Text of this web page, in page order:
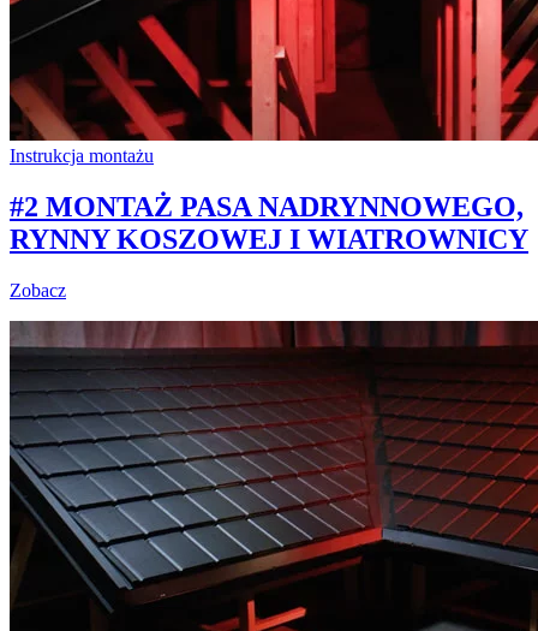
Instrukcja montażu
#2 MONTAŻ PASA NADRYNNOWEGO,
RYNNY KOSZOWEJ I WIATROWNICY
Zobacz